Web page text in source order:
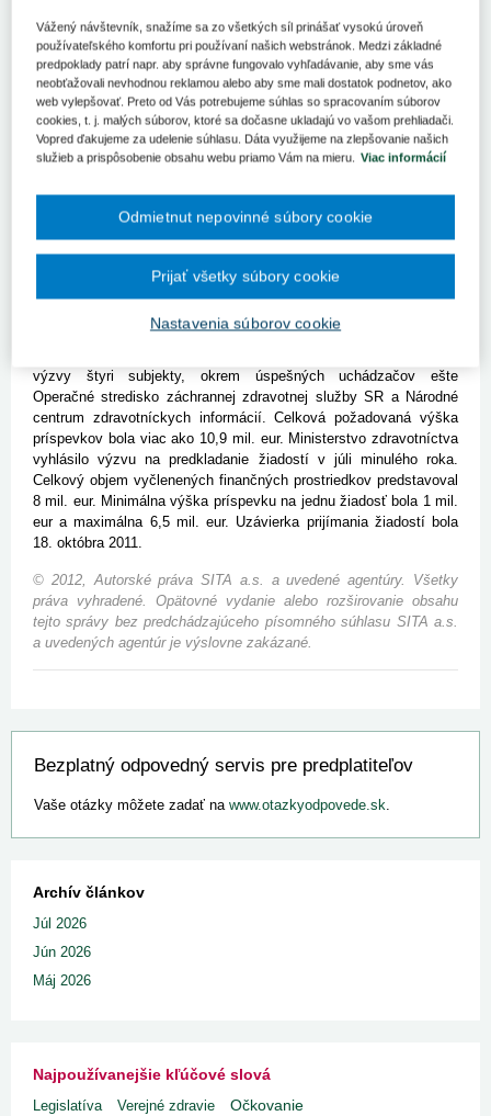
mil. eur a Úrad pre dohľad nad zdravotnou starostlivosťou bude
môcť využiť vyše 6 mil. eur na vzdelávanie užívateľov systému
DRG.
BRATISLAVA 9. apríla (SITA) - Zdravotníci si budú môcť opäť
zvýšiť svoje zručnosti vďaka eurofondom. Štátny ústav pre
kontrolu liečiv a Úrad pre dohľad nad zdravotnou starostlivosťou
viac ako 7,5 mil. eur. Informuje o tom Ministerstvo zdravotníctva
SR ako sprostredkovateľský orgán pre uvedený program. Štátny
pracovníkov o využívaní relevantných informácií v oblasti
farmakoterapie pre racionálnu liečbu pacientov takmer 1,5 mil. eur
a Úrad pre dohľad nad zdravotnou starostlivosťou bude môcť
využiť vyše 6 mil. eur na vzdelávanie užívateľov systému DRG.
výzvy štyri subjekty, okrem úspešných uchádzačov ešte
Operačné stredisko záchrannej zdravotnej služby SR a Národné
centrum zdravotníckych informácií. Celková požadovaná výška
príspevkov bola viac ako 10,9 mil. eur. Ministerstvo zdravotníctva
vyhlásilo výzvu na predkladanie žiadostí v júli minulého roka.
Celkový objem vyčlenených finančných prostriedkov predstavoval
8 mil. eur. Minimálna výška príspevku na jednu žiadosť bola 1 mil.
eur a maximálna 6,5 mil. eur. Uzávierka prijímania žiadostí bola
18. októbra 2011.
© 2012, Autorské práva SITA a.s. a uvedené agentúry. Všetky
práva vyhradené. Opätovné vydanie alebo rozširovanie obsahu
tejto správy bez predchádzajúceho písomného súhlasu SITA a.s.
a uvedených agentúr je výslovne zakázané.
Bezplatný odpovedný servis pre predplatiteľov
Vaše otázky môžete zadať na www.otazkyodpovede.sk.
Archív článkov
Júl 2026
Jún 2026
Máj 2026
Najpoužívanejšie kľúčové slová
Legislatíva Verejné zdravie Očkovanie
Vážený návštevník, snažíme sa zo všetkých síl prinášať vysokú úroveň
používateľského komfortu pri používaní našich webstránok. Medzi základné
predpoklady patrí napr. aby správne fungovalo vyhľadávanie, aby sme vás
neobťažovali nevhodnou reklamou alebo aby sme mali dostatok podnetov, ako
web vylepšovať. Preto od Vás potrebujeme súhlas so spracovaním súborov
cookies, t. j. malých súborov, ktoré sa dočasne ukladajú vo vašom prehliadači.
Vopred ďakujeme za udelenie súhlasu. Dáta využijeme na zlepšovanie našich
služieb a prispôsobenie obsahu webu priamo Vám na mieru.
Viac informácií
Nastavenia súborov cookie
Odmietnut nepovinné súbory cookie
Prijať všetky súbory cookie